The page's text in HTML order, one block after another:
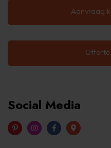
Aanvraag
Social Media